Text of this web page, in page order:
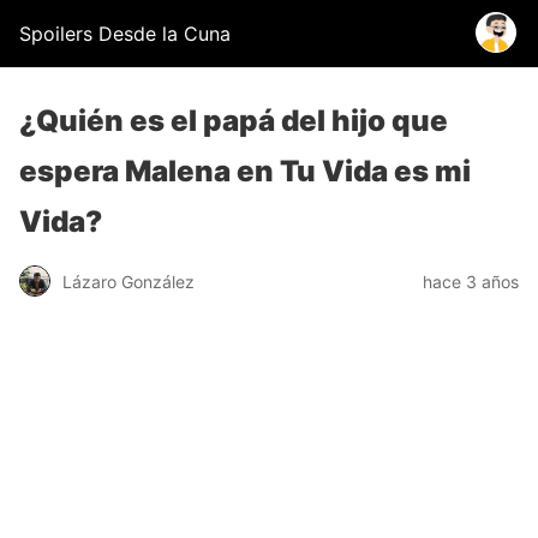
Spoilers Desde la Cuna
¿Quién es el papá del hijo que
espera Malena en Tu Vida es mi
Vida?
Lázaro González hace 3 años